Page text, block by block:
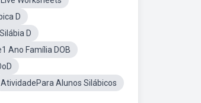
D
D
Ano Família DOB
AtividadePara Alunos Silábicos